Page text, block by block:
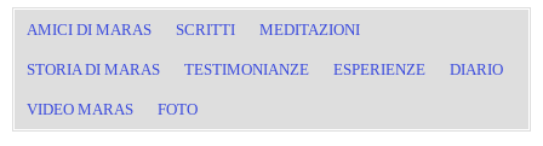
AMICI DI MARAS SCRITTI MEDITAZIONI
STORIA DI MARAS TESTIMONIANZE ESPERIENZE DIARIO
VIDEO MARAS FOTO